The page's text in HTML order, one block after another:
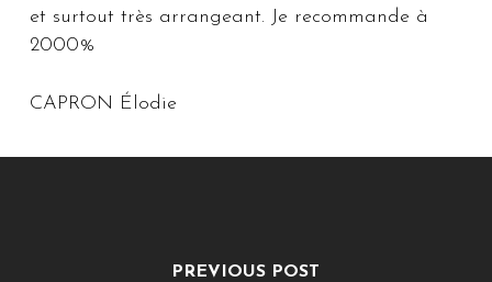
et surtout très arrangeant. Je recommande à
2000%
CAPRON Élodie
PREVIOUS POST